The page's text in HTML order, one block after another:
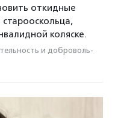
откидные
коляске.
и доброволь­